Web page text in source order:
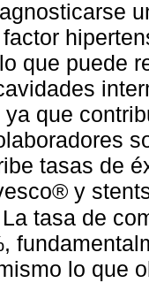
que puede
ya que
tasas de
y
La tasa de
lo que